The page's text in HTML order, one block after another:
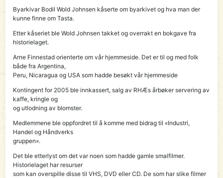
Byarkivar Bodil Wold Johnsen kåserte om byarkivet og hva man der
kunne finne om Tasta.
Etter kåseriet ble Wold Johnsen takket og overrakt en bokgave fra
historielaget.
Arne Finnestad orienterte om vår hjemmeside. Det er til og med folk
både fra Argentina,
Peru, Nicaragua og USA som hadde besøkt vår hjemmeside
Kontingent for 2005 ble innkassert, salg av RHÆs årbøker servering av
kaffe, kringle og
og utlodning av blomster.
Medlemmene ble oppfordret til å komme med bidrag til «Industri,
Handel og Håndverks
gruppen».
Det ble etterlyst om det var noen som hadde gamle smalfilmer.
Historielaget har resurser
som kan overspille disse til VHS, DVD eller CD. De som har slike filmer